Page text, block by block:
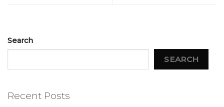
Search
SEARCH
Recent Posts